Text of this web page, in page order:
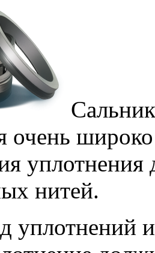
очень
уплотнения
нитей.
уплотнений